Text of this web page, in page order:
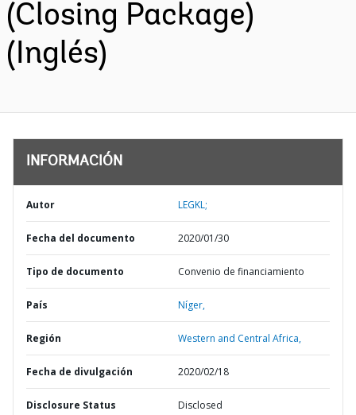
(Closing Package)
(Inglés)
INFORMACIÓN
Autor LEGKL;
Fecha del documento 2020/01/30
Tipo de documento Convenio de financiamiento
País Níger,
Región Western and Central Africa,
Fecha de divulgación 2020/02/18
Disclosure Status Disclosed